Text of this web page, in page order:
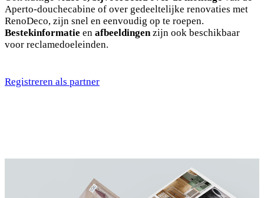
Aperto-douchecabine of over gedeeltelijke renovaties met
RenoDeco, zijn snel en eenvoudig op te roepen.
Bestekinformatie en afbeeldingenzijn ook beschikbaar
voor reclamedoeleinden.
Registreren als partner